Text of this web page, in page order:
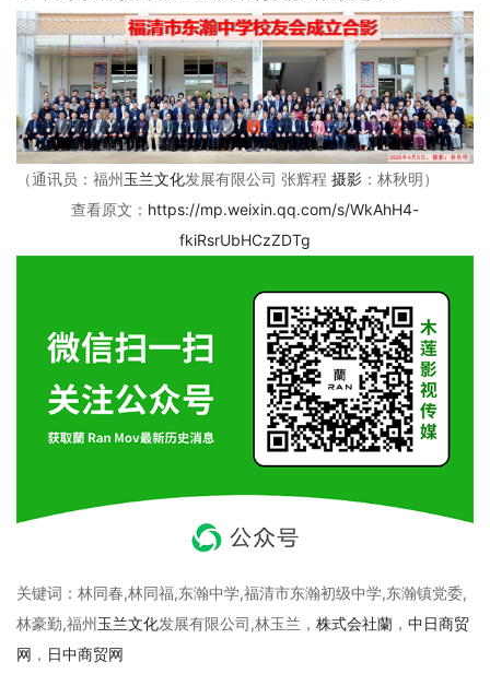
（通讯员：福州玉兰文化发展有限公司 张辉程 摄影 ：林秋明）
查看原文： https://mp.weixin.qq.com/s/WkAhH4-
fkiRsrUbHCzZDTg
关键词：林同春,林同福,东瀚中学,福清市东瀚初级中学,东瀚镇党委,
林豪勤,福州玉兰文化发展有限公司,林玉兰 ， 株式会社蘭 ， 中日商贸
网 ， 日中商贸网